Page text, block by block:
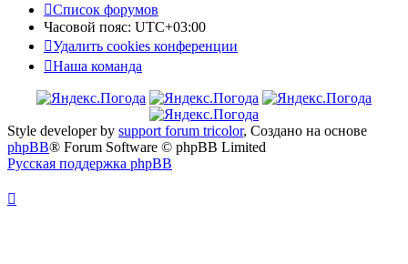
Список форумов
Часовой пояс: UTC+03:00
Удалить cookies конференции
Наша команда
Style developer by support forum tricolor, Создано на основе
phpBB® Forum Software © phpBB Limited
Русская поддержка phpBB